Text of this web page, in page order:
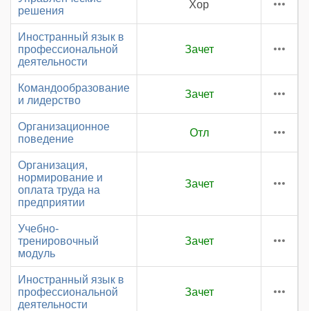
решения
Хор
Иностранный язык в
профессиональной
деятельности
Зачет
Командообразование
и лидерство
Зачет
Организационное
поведение
Отл
Организация,
нормирование и
оплата труда на
предприятии
Зачет
Учебно-
тренировочный
модуль
Зачет
Иностранный язык в
профессиональной
деятельности
Зачет